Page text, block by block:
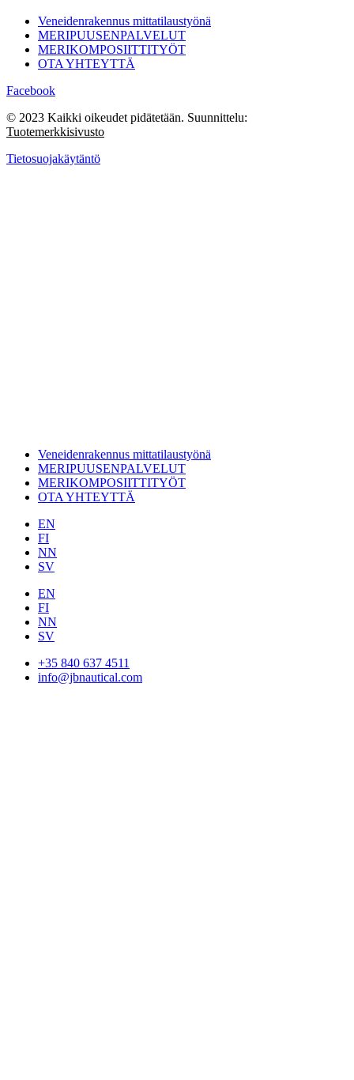
Veneidenrakennus mittatilaustyönä
MERIPUUSENPALVELUT
MERIKOMPOSIITTITYÖT
OTA YHTEYTTÄ
Facebook
© 2023 Kaikki oikeudet pidätetään. Suunnittelu:
Tuotemerkkisivusto
Tietosuojakäytäntö
Veneidenrakennus mittatilaustyönä
MERIPUUSENPALVELUT
MERIKOMPOSIITTITYÖT
OTA YHTEYTTÄ
EN
FI
NN
SV
EN
FI
NN
SV
+35 840 637 4511
info@jbnautical.com